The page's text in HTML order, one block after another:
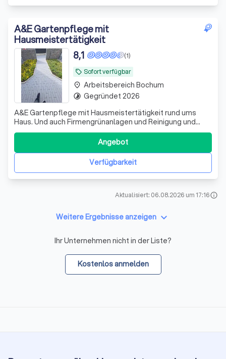
A&E Gartenpflege mit
Hausmeistertätigkeit
local_offer Sofort verfügbar
(1)
8,1
A&E Gartenpflege mit Hausmeistertätigkeit rund ums
Haus. Und auch Firmengrünanlagen und Reinigung und
Reparaturen von Flurentreppenhäusern
Aufenthaltsräume. Toiletten und Entsorgung von Müll.
Verfügbarkeit
Angebot
place Arbeitsbereich Bochum
timelapse Gegründet 2026
Aktualisiert: 06.08.2026 um 17:16info
Weitere Ergebnisse anzeigen keyboard_arrow_down
Ihr Unternehmen nicht in der Liste?
Kostenlos anmelden